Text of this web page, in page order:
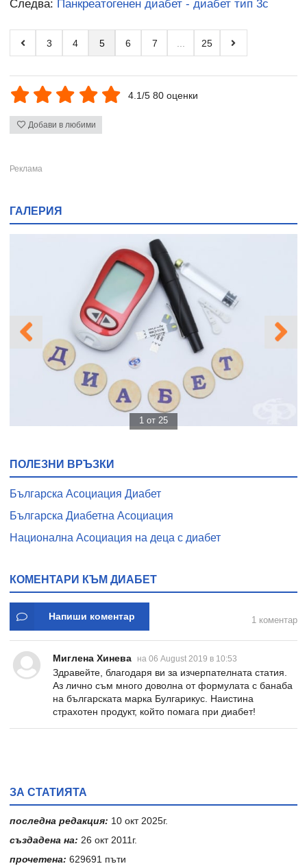
Следва: Панкреатогенен диабет - диабет тип 3c
3 4 5 6 7 25
4.1/5 80 оценки
Добави в любими
ГАЛЕРИЯ
1 от 25
ПОЛЕЗНИ ВРЪЗКИ
Българска Асоциация Диабет
Българска Диабетна Асоциация
Национална Асоциация на деца с диабет
КОМЕНТАРИ КЪМ ДИАБЕТ
Напиши коментар 1 коментар
Миглена Хинева на 06 August 2019 в 10:53
Здравейте, благодаря ви за изчерпателната статия.
Аз лично съм много доволна от формулата с банаба
на българската марка Булгарикус. Наистина
страхотен продукт, който помага при диабет!
ЗА СТАТИЯТА
последна редакция: 10 окт 2025г.
създадена на: 26 окт 2011г.
прочетена: 629691 пъти